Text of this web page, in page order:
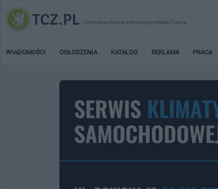
Internetowy Serwis Informacyjny Miasta Tczewa
WIADOMOŚCI OGŁOSZENIA KATALOG REKLAMA PRACA